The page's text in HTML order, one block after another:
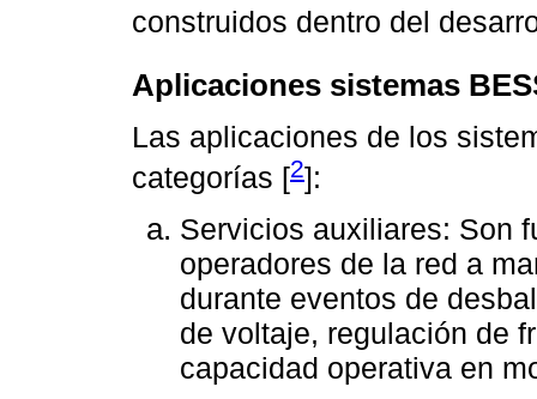
construidos dentro del
Aplicaciones sistemas
Las aplicaciones de los
categorías [2]:
Servicios auxiliares: Son
operadores de la red a
durante eventos de
de voltaje, regulación de
capacidad operativa en